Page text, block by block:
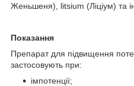
Женьшеня), litsium (Ліціум) та
Показання
Препарат для підвищення
застосовують при:
імпотенції;